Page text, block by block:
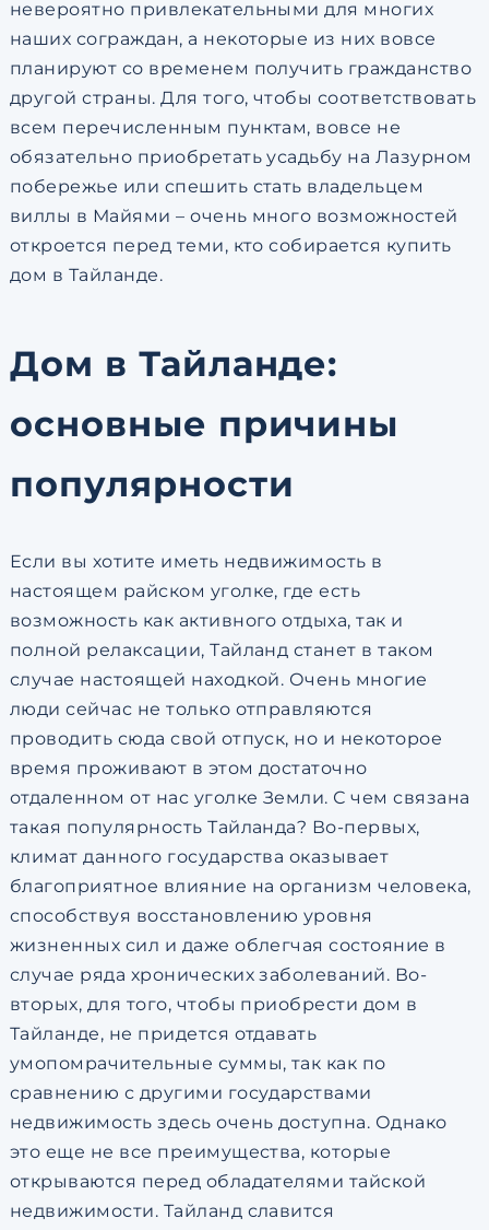
невероятно привлекательными для многих
наших сограждан, а некоторые из них вовсе
планируют со временем получить гражданство
другой страны. Для того, чтобы соответствовать
всем перечисленным пунктам, вовсе не
обязательно приобретать усадьбу на Лазурном
побережье или спешить стать владельцем
виллы в Майями – очень много возможностей
откроется перед теми, кто собирается купить
дом в Тайланде.
Дом в Тайланде:
основные причины
популярности
Если вы хотите иметь недвижимость в
настоящем райском уголке, где есть
возможность как активного отдыха, так и
полной релаксации, Тайланд станет в таком
случае настоящей находкой. Очень многие
люди сейчас не только отправляются
проводить сюда свой отпуск, но и некоторое
время проживают в этом достаточно
отдаленном от нас уголке Земли. С чем связана
такая популярность Тайланда? Во-первых,
климат данного государства оказывает
благоприятное влияние на организм человека,
способствуя восстановлению уровня
жизненных сил и даже облегчая состояние в
случае ряда хронических заболеваний. Во-
вторых, для того, чтобы приобрести дом в
Тайланде, не придется отдавать
умопомрачительные суммы, так как по
сравнению с другими государствами
недвижимость здесь очень доступна. Однако
это еще не все преимущества, которые
открываются перед обладателями тайской
недвижимости. Тайланд славится